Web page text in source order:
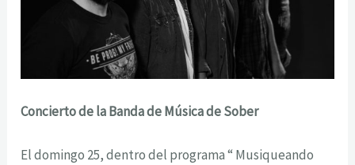
Concierto de la Banda de Música de Sober
El domingo 25, dentro del programa “ Musiqueando